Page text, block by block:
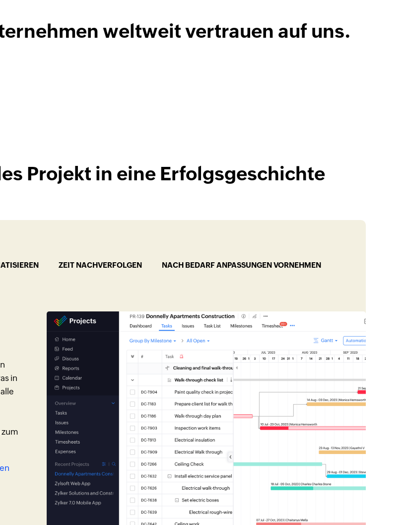
weltweit vertrauen auf uns.
Projekt in eine Erfolgsgeschichte
ZEIT NACHVERFOLGEN NACH BEDARF ANPASSUNGEN VORNEHMEN
in